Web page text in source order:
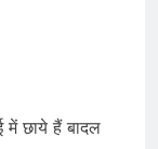
में छाये हैं बादल